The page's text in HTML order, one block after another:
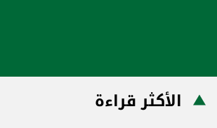
الأكثر قراءة